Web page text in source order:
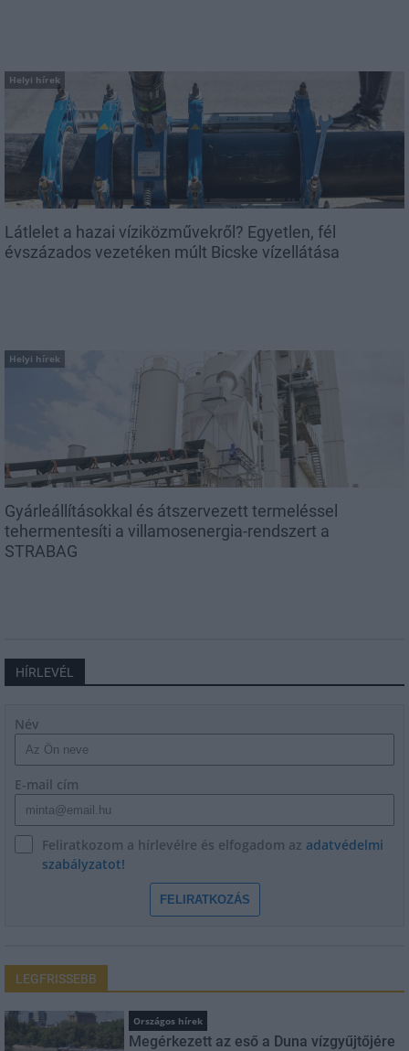
Helyi hírek
Látlelet a hazai víziközművekről? Egyetlen, fél
évszázados vezetéken múlt Bicske vízellátása
Helyi hírek
Gyárleállításokkal és átszervezett termeléssel
tehermentesíti a villamosenergia-rendszert a
STRABAG
HÍRLEVÉL
Név
E-mail cím
Feliratkozom a hírlevélre és elfogadom az adatvédelmi
szabályzatot!
FELIRATKOZÁS
LEGFRISSEBB
Országos hírek
Megérkezett az eső a Duna vízgyűjtőjére